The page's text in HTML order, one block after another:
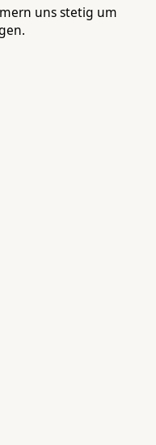
uns stetig um